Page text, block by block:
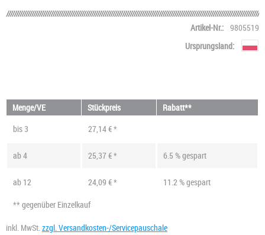
Artikel-Nr.: 9805519
Ursprungsland:
Menge/VE Stückpreis
Rabatt**
bis 3 27,14 € *
ab4 25,37 € * 6.5 % gespart
ab 12 24,09 € *
11.2 % gespart
** gegenüber Einzelkauf
inkl. MwSt. zzgl. Versandkosten-/Servicepauschale